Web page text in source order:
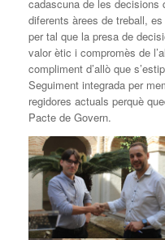
cadascuna de les decisions
diferents àrees de treball,
per tal que la presa de
valor ètic i compromès de
compliment d’allò que
Seguiment integrada per
regidores actuals perquè
Pacte de Govern.